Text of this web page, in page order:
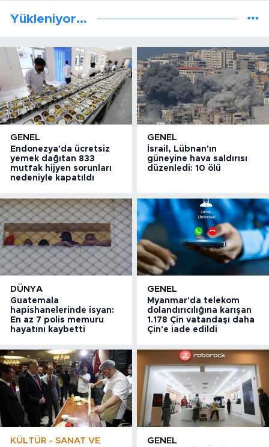
Yükleniyor...
GENEL
Endonezya'da ücretsiz
yemek dağıtan 833
mutfak hijyen sorunları
nedeniyle kapatıldı
GENEL
İsrail, Lübnan'ın
güneyine hava saldırısı
düzenledi: 10 ölü
DÜNYA
Guatemala
hapishanelerinde isyan:
En az 7 polis memuru
hayatını kaybetti
GENEL
Myanmar'da telekom
dolandırıcılığına karışan
1.178 Çin vatandaşı daha
Çin'e iade edildi
KÜLTÜR - SANAT VE
GENEL